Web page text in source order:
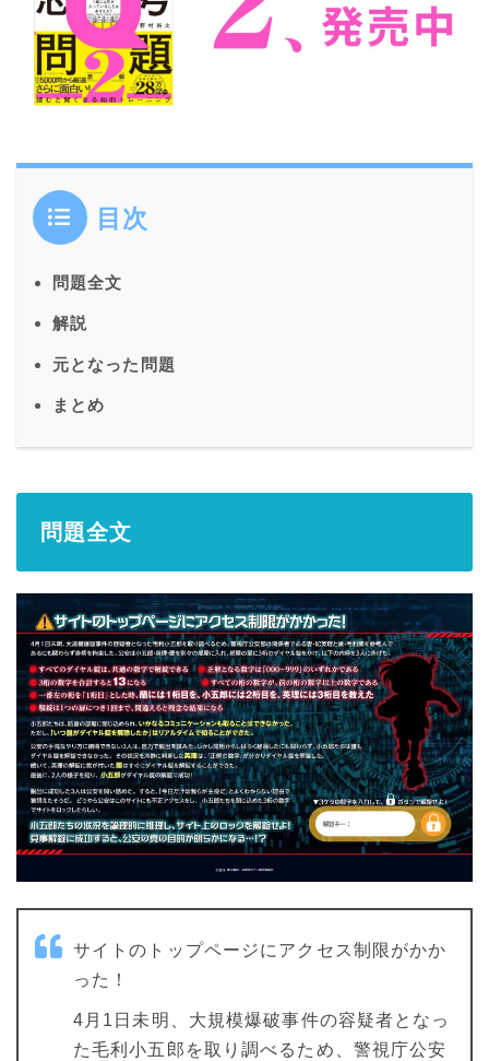
目次
問題全文
解説
元となった問題
まとめ
問題全文
サイトのトップページにアクセス制限がかか
った！
4月1日未明、大規模爆破事件の容疑者となっ
た毛利小五郎を取り調べるため、警視庁公安